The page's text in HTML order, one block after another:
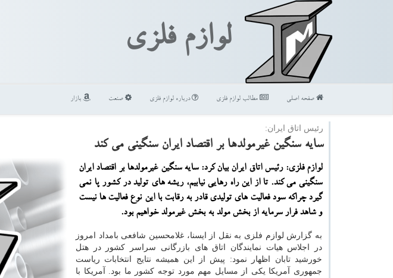
لوازم فلزی
صفحه اصلی مطالب لوازم فلزی درباره لوازم فلزی صنعت بازار
رئیس اتاق ایران:
سایه سنگین غیرمولدها بر اقتصاد ایران سنگینی می كند
لوازم فلزی: رئیس اتاق ایران بیان كرد: سایه سنگین غیرمولدها بر اقتصاد ایران
سنگینی می كند. تا از این راه رهایی نیابیم، ریشه های تولید در كشور پا نمی
گیرد چراكه سود فعالیت های تولیدی قادر به رقابت با این نوع فعالیت ها نیست
و شاهد فرار سرمایه از بخش مولد به بخش غیرمولد خواهیم بود.
به گزارش لوازم فلزی به نقل از ایسنا، غلامحسین شافعی بامداد امروز
در اجلاس هیات نمایندگان اتاق های بازرگانی سراسر كشور در هتل
خورشید تابان اظهار نمود: پیش از این همیشه نتایج انتخابات ریاست
جمهوری آمریكا یكی از مسایل مهم مورد توجه كشور ما بود. آمریكا با